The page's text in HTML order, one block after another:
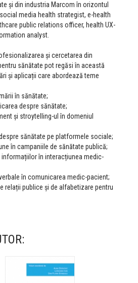
și din industria Marcom în orizontul
media health strategist, e-health
public relations officer, health UX-
analyst.
și cercetarea din
sănătate pot regăsi în această
și aplicații care abordează teme
în sănătate;
despre sănătate;
și stroytelling-ul în domeniul
sănătate pe platformele sociale;
în campaniile de sănătate publică;
informațiilor în interacțiunea medic-
în comunicarea medic-pacient;
relații publice și de alfabetizare pentru